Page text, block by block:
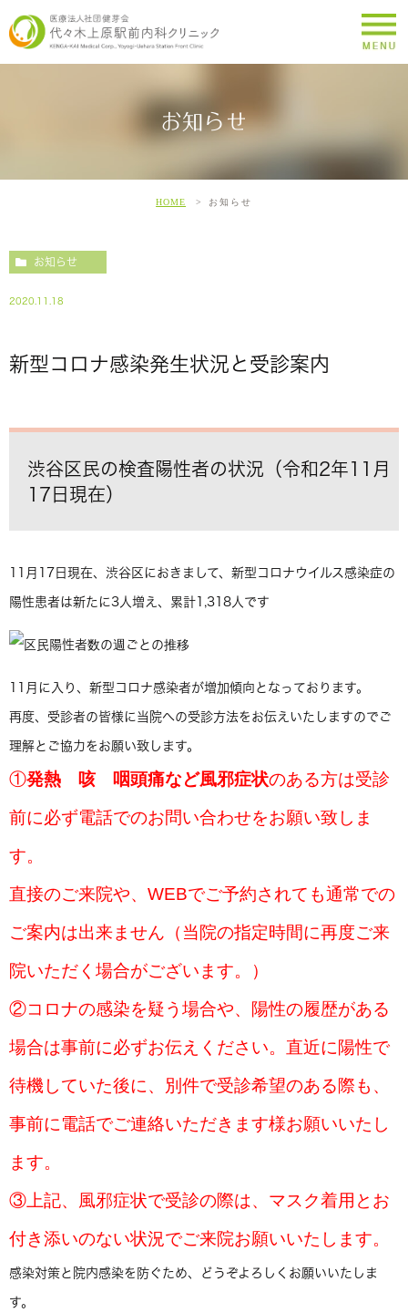
お知らせ
HOME お知らせ
お知らせ
2020.11.18
新型コロナ感染発生状況と受診案内
渋谷区民の検査陽性者の状況（令和2年11月
17日現在）
11月17日現在、渋谷区におきまして、新型コロナウイルス感染症の
陽性患者は新たに3人増え、累計1,318人です
11月に入り、新型コロナ感染者が増加傾向となっております。
再度、受診者の皆様に当院への受診方法をお伝えいたしますのでご
理解とご協力をお願い致します。
①発熱 咳 咽頭痛など風邪症状のある方は受診
前に必ず電話でのお問い合わせをお願い致しま
す。
直接のご来院や、WEBでご予約されても通常での
ご案内は出来ません（当院の指定時間に再度ご来
院いただく場合がございます。）
②コロナの感染を疑う場合や、陽性の履歴がある
場合は事前に必ずお伝えください。直近に陽性で
待機していた後に、別件で受診希望のある際も、
事前に電話でご連絡いただきます様お願いいたし
ます。
③上記、風邪症状で受診の際は、マスク着用とお
付き添いのない状況でご来院お願いいたします。
感染対策と院内感染を防ぐため、どうぞよろしくお願いいたしま
す。